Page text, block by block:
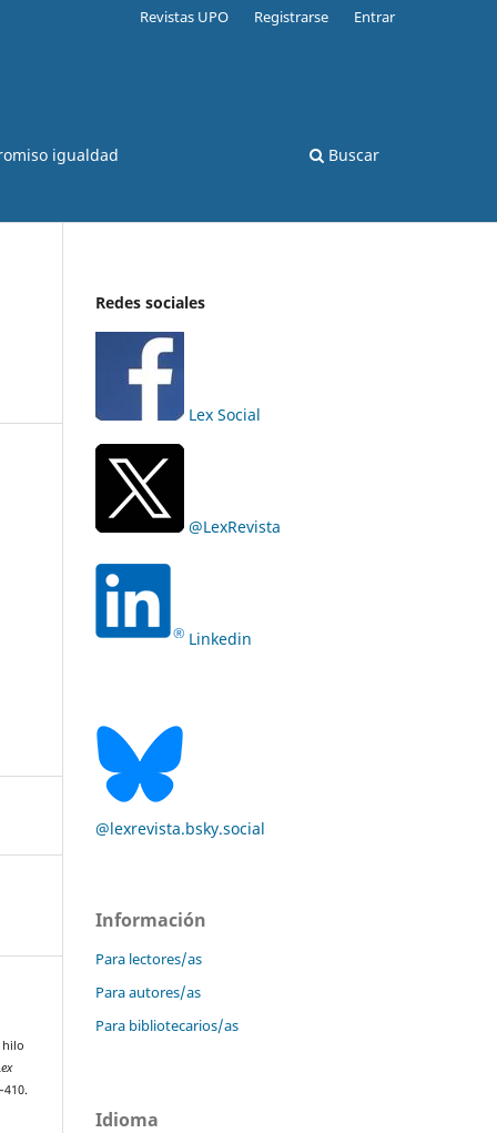
igualdad Buscar
Revistas UPO Registrarse Entrar
hilo
Redes sociales
Lex Social
@LexRevista
Linkedin
@lexrevista.bsky.social
Información
Para lectores/as
Para autores/as
Para bibliotecarios/as
Idioma